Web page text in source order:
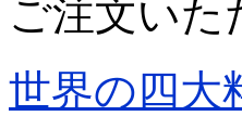
ご注文いた
世界の四大